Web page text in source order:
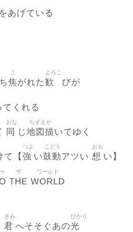
をあげている
ち焦
こ
がれた歓
よろこ
びが
てくれる
同
おな
じ地図描
ちずえが
いてゆく
て【 強
つよ
い鼓動
こどう
アツい 想
おも
い】
THE
ザ
WORLD
ワールド
君
きみ
へそそぐあの光
ひかり